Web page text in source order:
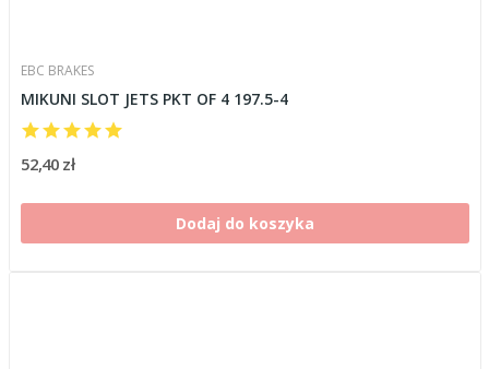
EBC BRAKES
MIKUNI SLOT JETS PKT OF 4 197.5-4
52,40 zł
Dodaj do koszyka